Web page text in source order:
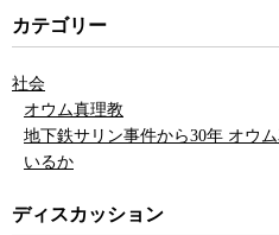
事件そのものはオウムの信者らの
た。しかし、同時にわれわれは、
な教祖・麻原彰晃の説法に引き寄
依することを厭わない教団の実体
ととなる。
オウム真理教は麻原彰晃（本名松
技法などを取り入れて独自に体系
カテゴリー
社会
オウム真理教
地下鉄サリン事件から30年 オウ
いるか
ディスカッション